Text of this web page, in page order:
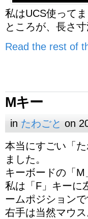
私はUCS使ってま
ところが、長さ
Read the rest of
Mキー
in たわごと on
本当にすごい「
ました。
キーボードの「
私は「F」キーに
ームポジションで
右手は当然マウス